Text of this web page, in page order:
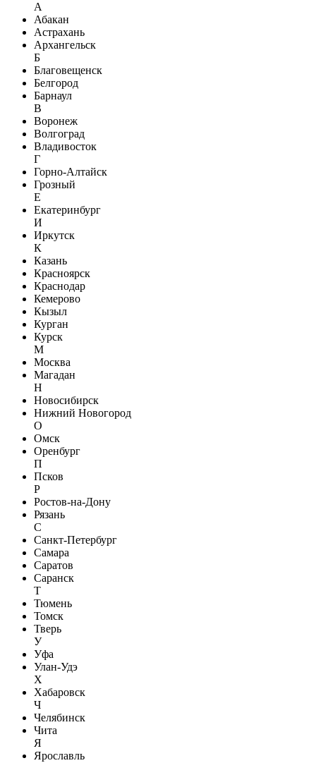
А
Абакан
Астрахань
Архангельск
Б
Благовещенск
Белгород
Барнаул
В
Воронеж
Волгоград
Владивосток
Г
Горно-Алтайск
Грозный
Е
Екатеринбург
И
Иркутск
К
Казань
Красноярск
Краснодар
Кемерово
Кызыл
Курган
Курск
М
Москва
Магадан
Н
Новосибирск
Нижний Новогород
О
Омск
Оренбург
П
Псков
Р
Ростов-на-Дону
Рязань
С
Санкт-Петербург
Самара
Саратов
Саранск
Т
Тюмень
Томск
Тверь
У
Уфа
Улан-Удэ
Х
Хабаровск
Ч
Челябинск
Чита
Я
Ярославль